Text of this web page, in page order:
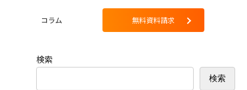
コラム 無料資料請求
検索
検索